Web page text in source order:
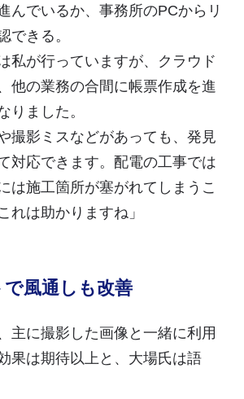
んでいるか、事務所のPCからリ
できる。
私が行っていますが、クラウド
他の業務の合間に帳票作成を進
りました。
撮影ミスなどがあっても、発見
対応できます。配電の工事では
は施工箇所が塞がれてしまうこ
れは助かりますね」
風通しも改善
主に撮影した画像と一緒に利用
果は期待以上と、大場氏は語